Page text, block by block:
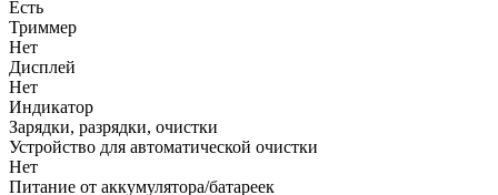
Есть
Триммер
Нет
Дисплей
Нет
Индикатор
Зарядки, разрядки, очистки
Устройство для автоматической очистки
Нет
Питание от аккумулятора/батареек